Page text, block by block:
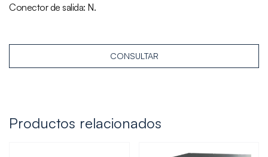
Conector de salida: N.
CONSULTAR
Productos relacionados